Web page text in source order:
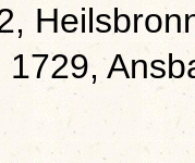
1729,